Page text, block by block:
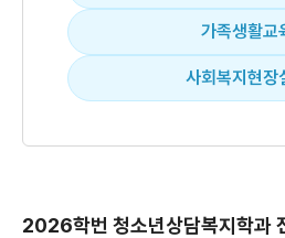
가족생활교
사회복지현장
2026학번 청소년상담복지학과